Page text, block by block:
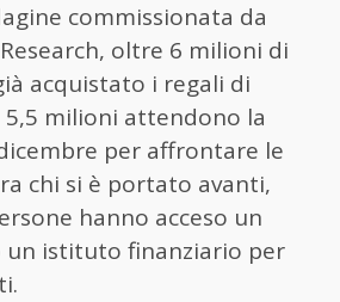
commissionata da
oltre 6 milioni di
acquistato i regali di
milioni attendono la
per affrontare le
chi si è portato avanti,
hanno acceso un
un istituto finanziario per